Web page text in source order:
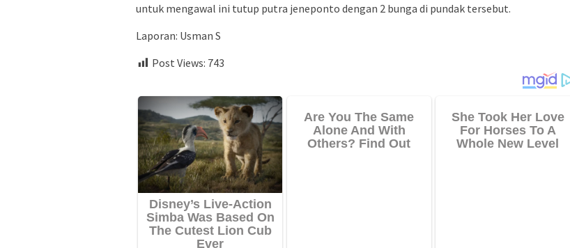
untuk mengawal ini tutup putra jeneponto dengan 2 bunga di pundak tersebut.
Laporan: Usman S
Post Views: 743